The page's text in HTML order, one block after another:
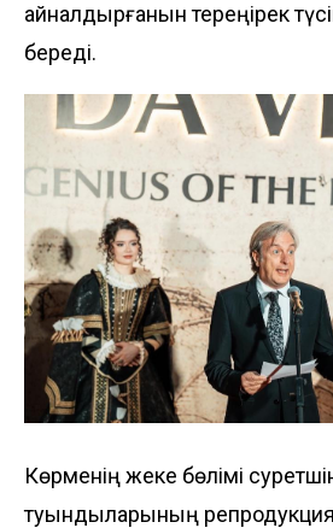
айналдырғанын тереңірек
береді.
Көрменің жеке бөлімі
туындыларының